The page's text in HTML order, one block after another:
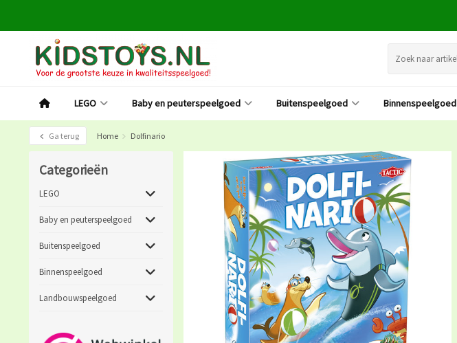
LEGO Baby en peuterspeelgoed Buitenspeelgoed Binnenspeelgoed
Ga terug Home Dolfinario
Categorieën
LEGO
Baby en peuterspeelgoed
Buitenspeelgoed
Binnenspeelgoed
Landbouwspeelgoed